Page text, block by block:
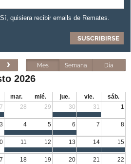
Sí, quisiera recibir emails de Remates.
Mes Semana Día
2026
mar. mié. jue. vie.
sáb.
28 29 30 31 1
3 4 5 6 7 8
11 12 13 14 15
18 19 20 21 22